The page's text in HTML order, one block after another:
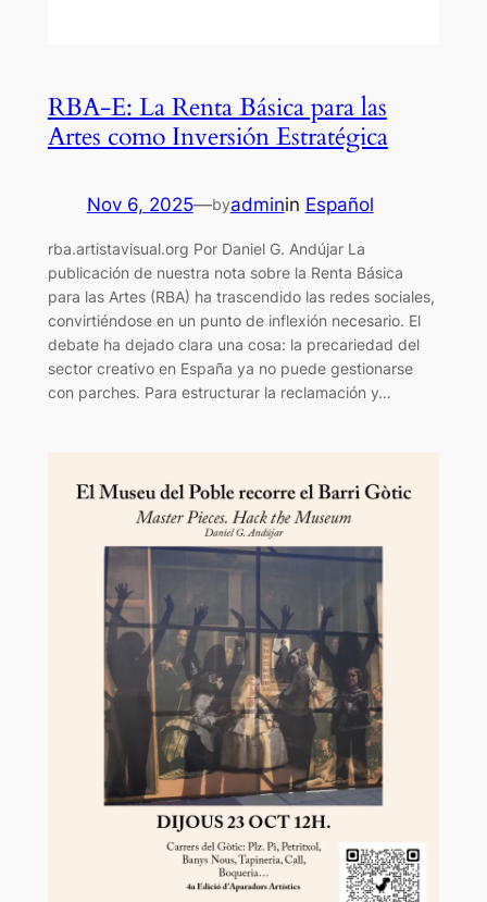
RBA-E: La Renta Básica para las
Artes como Inversión Estratégica
Nov 6, 2025—byadminin Español
rba.artistavisual.org Por Daniel G. Andújar La
publicación de nuestra nota sobre la Renta Básica
para las Artes (RBA) ha trascendido las redes sociales,
convirtiéndose en un punto de inflexión necesario. El
debate ha dejado clara una cosa: la precariedad del
sector creativo en España ya no puede gestionarse
con parches. Para estructurar la reclamación y…